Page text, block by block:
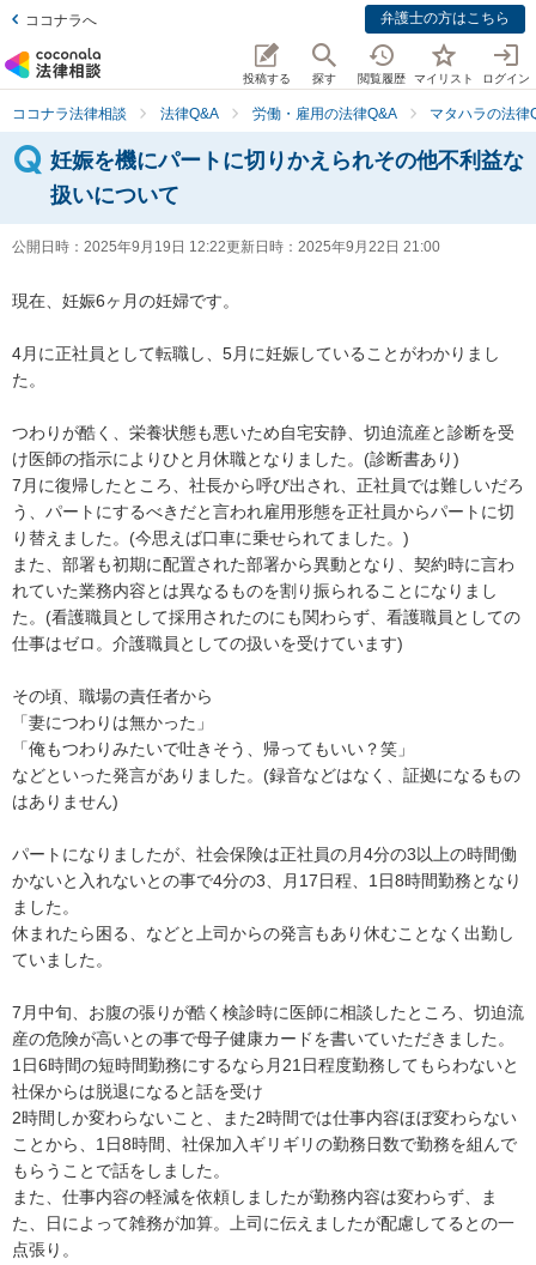
ココナラへ 弁護士の方はこちら
投稿する 探す 閲覧履歴 マイリスト ログイン
ココナラ法律相談 法律Q&A 労働・雇用の法律Q&A マタハラの法律
妊娠を機にパートに切りかえられその他不利益な
扱いについて
公開日時： 2025年9月19日 12:22更新日時： 2025年9月22日 21:00
現在、妊娠6ヶ月の妊婦です。
4月に正社員として転職し、5月に妊娠していることがわかりまし
た。
つわりが酷く、栄養状態も悪いため自宅安静、切迫流産と診断を受
け医師の指示によりひと月休職となりました。(診断書あり)
7月に復帰したところ、社長から呼び出され、正社員では難しいだろ
う、パートにするべきだと言われ雇用形態を正社員からパートに切
り替えました。(今思えば口車に乗せられてました。)
また、部署も初期に配置された部署から異動となり、契約時に言わ
れていた業務内容とは異なるものを割り振られることになりまし
た。(看護職員として採用されたのにも関わらず、看護職員としての
仕事はゼロ。介護職員としての扱いを受けています)
その頃、職場の責任者から
「妻につわりは無かった」
「俺もつわりみたいで吐きそう、帰ってもいい？笑」
などといった発言がありました。(録音などはなく、証拠になるもの
はありません)
パートになりましたが、社会保険は正社員の月4分の3以上の時間働
かないと入れないとの事で4分の3、月17日程、1日8時間勤務となり
ました。
休まれたら困る、などと上司からの発言もあり休むことなく出勤し
ていました。
7月中旬、お腹の張りが酷く検診時に医師に相談したところ、切迫流
産の危険が高いとの事で母子健康カードを書いていただきました。
1日6時間の短時間勤務にするなら月21日程度勤務してもらわないと
社保からは脱退になると話を受け
2時間しか変わらないこと、また2時間では仕事内容ほぼ変わらない
ことから、1日8時間、社保加入ギリギリの勤務日数で勤務を組んで
もらうことで話をしました。
また、仕事内容の軽減を依頼しましたが勤務内容は変わらず、ま
た、日によって雑務が加算。上司に伝えましたが配慮してるとの一
点張り。